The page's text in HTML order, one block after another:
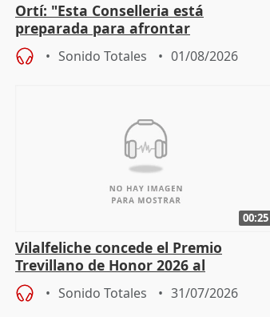
Ortí: "Esta Conselleria está
preparada para afrontar
absolutamente todos los escenarios"
Sonido Totales 01/08/2026
00:25
Vilalfeliche concede el Premio
Trevillano de Honor 2026 al
periodista Xabier Fortes
Sonido Totales 31/07/2026